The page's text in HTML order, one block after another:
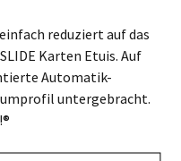
reduziert auf das
Karten Etuis. Auf
Automatik-
untergebracht.